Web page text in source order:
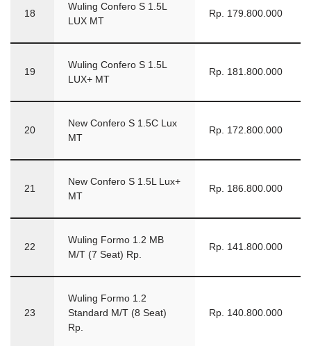
18
Wuling Confero S 1.5L
LUX MT
Rp. 179.800.000
19
Wuling Confero S 1.5L
LUX+ MT
Rp. 181.800.000
20
New Confero S 1.5C Lux
MT
Rp. 172.800.000
21
New Confero S 1.5L Lux+
MT
Rp. 186.800.000
22
Wuling Formo 1.2 MB
M/T (7 Seat) Rp.
Rp. 141.800.000
23
Wuling Formo 1.2
Standard M/T (8 Seat)
Rp.
Rp. 140.800.000